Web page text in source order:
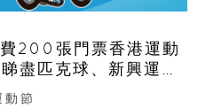
200張門票香港運動
盡匹克球、新興運
牌展覽
節